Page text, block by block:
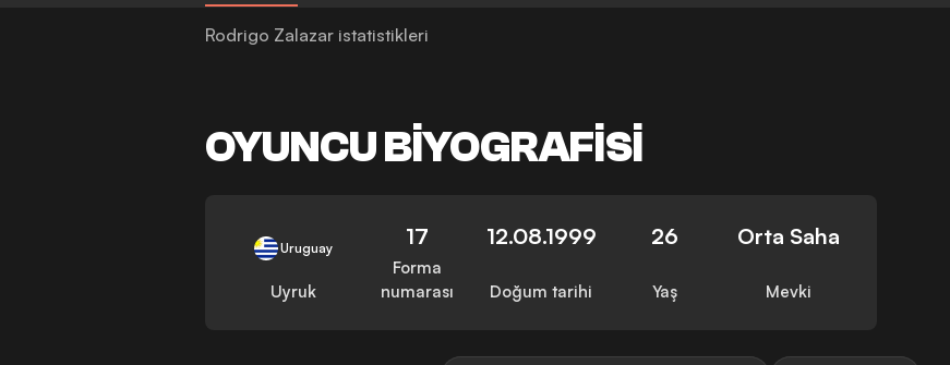
Rodrigo Zalazar istatistikleri
OYUNCU BIYOGRAFISI
Uruguay
Uyruk
17
Forma
numarası
12.08.1999
Doğum tarihi
26
Yaş
Orta Saha
Mevki